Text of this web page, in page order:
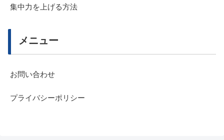
集中力を上げる方法
メニュー
お問い合わせ
プライバシーポリシー